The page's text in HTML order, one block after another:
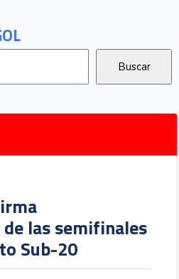
las semifinales
Sub-20